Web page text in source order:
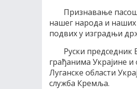
Признавање
нашег народа и наших
подвих у изградњи
Руски председник
грађанима Украјине
Луганске области
служба Кремља.